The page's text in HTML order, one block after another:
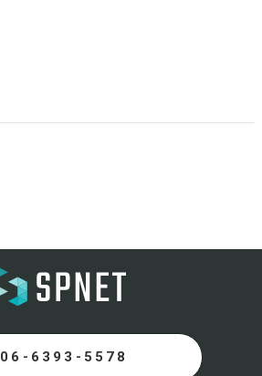
06-6393-5578